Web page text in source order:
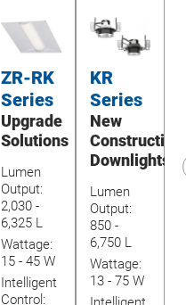
ZR-RK
Series
Upgrade
Solutions
Lumen
Output:
2,030 -
6,325 L
Wattage:
15 - 45 W
Intelligent
Control:
KR
Series
New
Construction
Downlights
Lumen
Output:
850 -
6,750 L
Wattage:
13 - 75 W